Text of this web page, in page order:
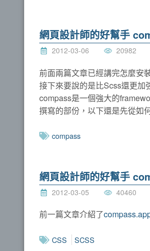
網頁設計師的好幫手
2012-03-06 20982
前面兩篇文章已經講完怎麼安
接下來要說的是比Scss還更加
compass是一個強大的
撰寫的部份，以下還是先從如
compass
網頁設計師的好幫手
2012-03-05 40460
前一篇文章介紹了
CSS SCSS